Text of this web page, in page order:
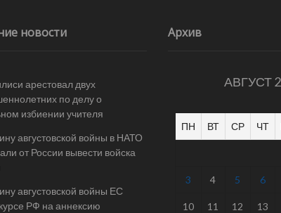
новости
арестовал двух
по делу о
избиении учителя
августовской войны в НАТО
от России вывести войска
августовской войны ЕС
РФ на аннексию
Архив
АВГУСТ
ПН ВТ СР ЧТ
3 4 5 6
10 11 12 13